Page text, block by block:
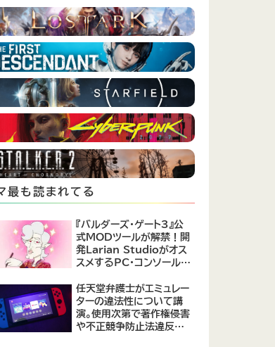
最も読まれてる
『バルダーズ・ゲート3』公
式MODツールが解禁！開
発Larian Studioがオス
スメするPC・コンソール向
任天堂弁護士がエミュレー
ターの違法性について講
演。使用次第で著作権侵害
や不正競争防止法違反に